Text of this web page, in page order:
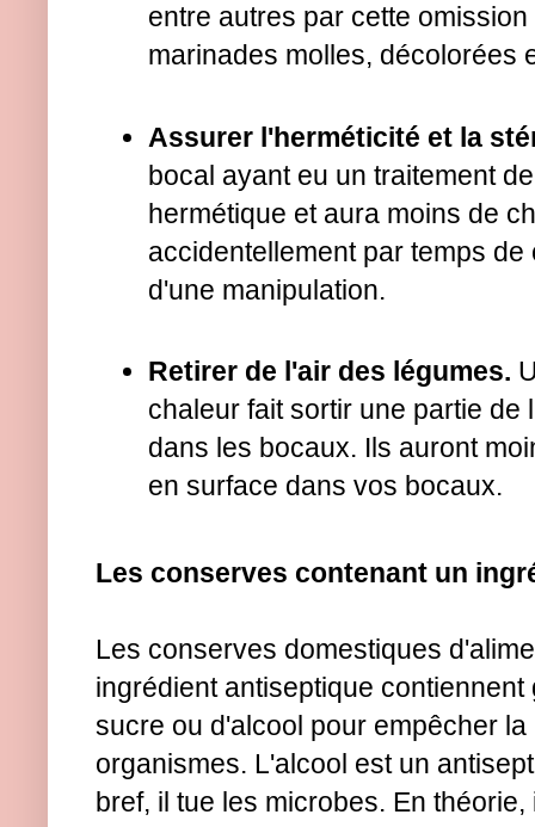
entre autres par cette
marinades molles, décolorées
Assurer l'herméticité et la
bocal ayant eu un traitement
hermétique et aura moins de
accidentellement par temps
d'une manipulation.
Retirer de l'air des légumes.
chaleur fait sortir une partie de
dans les bocaux. Ils auront
en surface dans vos bocaux.
Les conserves contenant un
Les conserves domestiques
ingrédient antiseptique
sucre ou d'alcool pour empêcher
organismes. L'alcool est un
bref, il tue les microbes. En